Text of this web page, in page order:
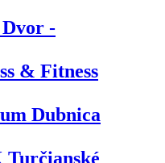
-
& Fitness
Dubnica
Turčianské